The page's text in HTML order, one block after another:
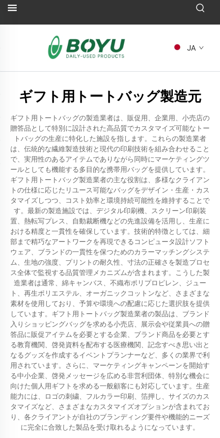
JA
ギフト用トートバッグ製造元
ギフト用トートバッグの製造業者は、販促用、企業用、小売店の
贈答品として特別に設計された高品質でカスタマイズ可能なトー
トバッグの生産に特化した施設を指します。これらの製造業者
は、伝統的な繊維製造技術と現代の印刷技術を組み合わせること
で、実用性のあるアイテムでありながら同時にマーケティングツ
ールとしても機能する多目的な携帯用バッグを提供しています。
ギフト用トートバッグ製造業者の主な役割は、多様なクライアン
トの仕様に応じたリユース可能なバッグをデザイン・生産・カス
タマイズしつつ、コスト効率と環境持続可能性を維持することで
す。最新の製造施設では、デジタル印刷機、スクリーン印刷装
置、熱転写プレス、自動裁断機などの先進設備を活用し、生産に
おける精度と一貫性を確保しています。技術的特徴としては、細
部まで精巧なアートワークを再現できるコンピュータ設計ソフト
ウェア、ブランドの一貫性を保つためのカラーマッチングシステ
ム、生地の強度、プリントの耐久性、寸法の正確さを製造プロセ
ス全体で監視する品質管理メカニズムが含まれます。こうした製
造業者は通常、綿キャンバス、不織布ポリプロピレン、ジュー
ト、再生ポリエステル、オーガニックコットンなど、さまざまな
素材を使用しており、予算や環境への配慮に応じた選択肢を提供
しています。ギフト用トートバッグ製造業者の製品は、ブランド
入りショッピングバッグを求める小売店、展示会や従業員への贈
答品に販促アイテムを必要とする企業、ブランド商品を必要とす
る教育機関、啓発資料を配布する医療機関、記念すべき思い出と
なるグッズを作成するイベントプランナーなど、多くの業界で利
用されています。さらに、マーケティングキャンペーンを開始す
る中小企業、啓発メッセージを広める非営利団体、特別な機会に
向けた個人用ギフトを求める一般顧客にも対応しています。生産
能力には、ロゴの刺繍、フルカラー印刷、箔押し、サイズのカス
タマイズなど、さまざまなカスタマイズオプションが含まれてお
り、各クライアントが自社のブランディング要件や機能的ニーズ
に完全に合致した製品を受け取れるようになっています。